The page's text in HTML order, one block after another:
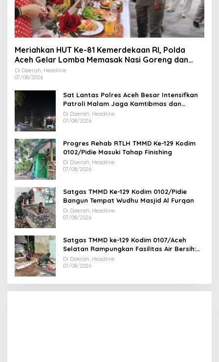
Meriahkan HUT Ke-81 Kemerdekaan RI, Polda
Aceh Gelar Lomba Memasak Nasi Goreng dan
Aneka Minuman
Di Daerah, Headline
07/08/2026
Sat Lantas Polres Aceh Besar Intensifkan
Patroli Malam Jaga Kamtibmas dan
Kelancaran Lalu Lintas
Di Daerah, Headline
07/08/2026
Progres Rehab RTLH TMMD Ke-129 Kodim
0102/Pidie Masuki Tahap Finishing
Di Daerah, Headline
07/08/2026
Satgas TMMD Ke-129 Kodim 0102/Pidie
Bangun Tempat Wudhu Masjid Al Furqan
Di Daerah, Headline
07/08/2026
Satgas TMMD ke-129 Kodim 0107/Aceh
Selatan Rampungkan Fasilitas Air Bersih:
Tapak Tower Mulai Dipasang
Di Daerah, Headline
07/08/2026